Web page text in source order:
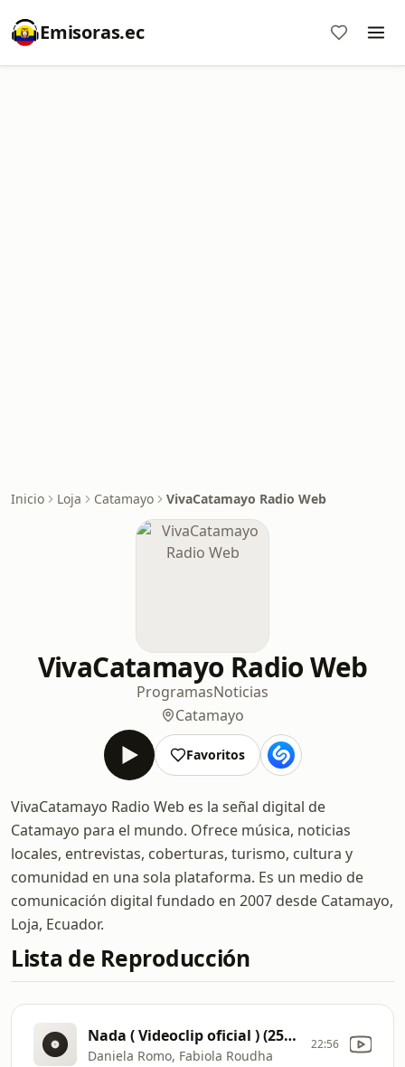
Emisoras.ec
Inicio Loja Catamayo VivaCatamayo Radio Web
VivaCatamayo Radio Web
ProgramasNoticias
Catamayo
Favoritos
VivaCatamayo Radio Web es la señal digital de
Catamayo para el mundo. Ofrece música, noticias
locales, entrevistas, coberturas, turismo, cultura y
comunidad en una sola plataforma. Es un medio de
comunicación digital fundado en 2007 desde Catamayo,
Loja, Ecuador.
Lista de Reproducción
Nada ( Videoclip oficial ) (256 kbps)
Daniela Romo, Fabiola Roudha
22:56